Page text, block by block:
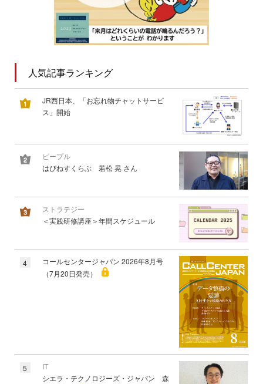
人気記事ランキング
JR西日本、「お忘れ物チャットサービ
ス」開始
ピープル
はぴねすくらぶ 若松 晃 さん
ストラテジー
＜実践研修講座＞年間スケジュール
4
コールセンタージャパン 2026年8月号
（7月20日発売）
5
IT
シエラ・テクノロジーズ・ジャパン 森